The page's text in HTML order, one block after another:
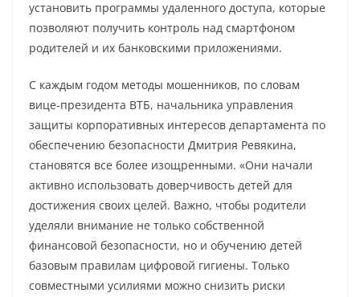
установить программы удаленного доступа, которые
позволяют получить контроль над смартфоном
родителей и их банковскими приложениями.
С каждым годом методы мошенников, по словам
вице-президента ВТБ, начальника управления
защиты корпоративных интересов департамента по
обеспечению безопасности Дмитрия Ревякина,
становятся все более изощренными. «Они начали
активно использовать доверчивость детей для
достижения своих целей. Важно, чтобы родители
уделяли внимание не только собственной
финансовой безопасности, но и обучению детей
базовым правилам цифровой гигиены. Только
совместными усилиями можно снизить риски